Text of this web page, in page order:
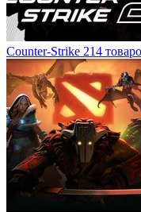
Counter-Strike 214